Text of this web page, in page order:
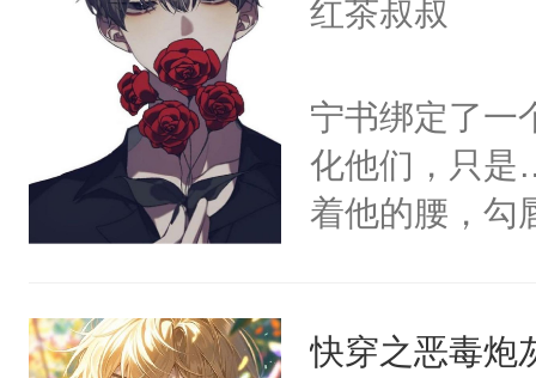
红茶叔叔
宁书绑定了一
化他们，只是
着他的腰，勾
来，给老公亲
快穿之恶毒炮